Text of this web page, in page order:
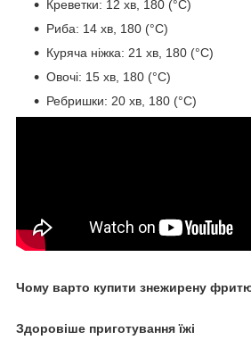
Креветки: 12 хв, 180 (°C)
Риба: 14 хв, 180 (°C)
Куряча ніжка: 21 хв, 180 (°C)
Овочі: 15 хв, 180 (°C)
Ребришки: 20 хв, 180 (°C)
Чому варто купити знежирену
Здоровіше приготування їжі